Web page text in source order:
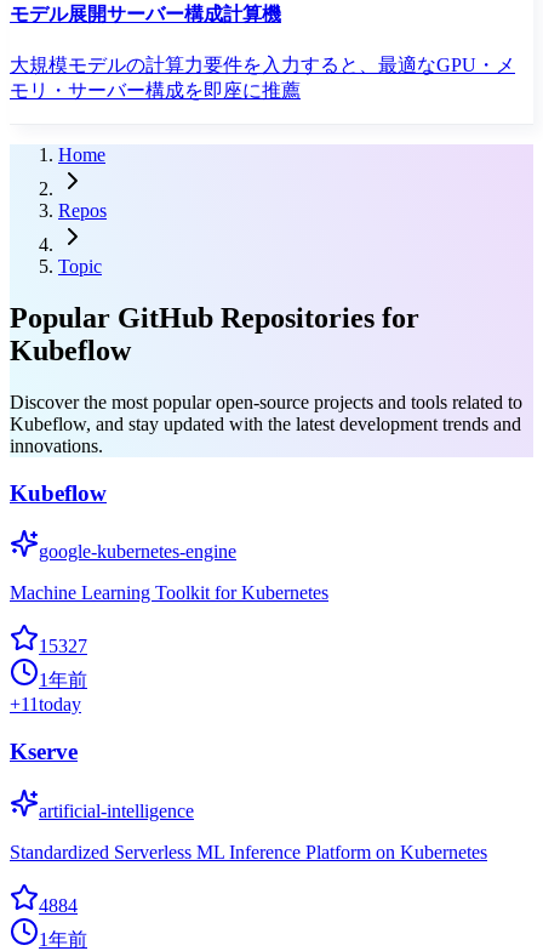
モデル展開サーバー構成計算機
大規模モデルの計算力要件を入力すると、最適なGPU・メ
モリ・サーバー構成を即座に推薦
Home
Repos
Topic
Popular GitHub Repositories for
Kubeflow
Discover the most popular open-source projects and tools related to
Kubeflow, and stay updated with the latest development trends and
innovations.
Kubeflow
google-kubernetes-engine
Machine Learning Toolkit for Kubernetes
15327
1年前
+11today
Kserve
artificial-intelligence
Standardized Serverless ML Inference Platform on Kubernetes
4884
1年前